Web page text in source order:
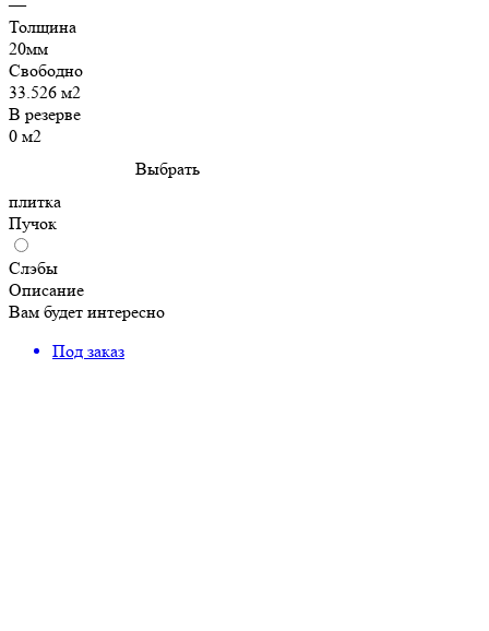
—
Толщина
20мм
Свободно
33.526 м2
В резерве
0 м2
Выбрать
плитка
Пучок
Слэбы
Описание
Вам будет интересно
Под заказ